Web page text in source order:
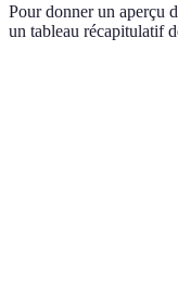
Pour donner un aperçu
un tableau récapitulatif